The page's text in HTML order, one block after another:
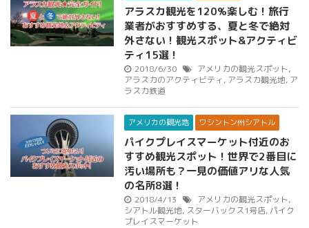
アラスカ観光を120%楽しむ！旅行
業者がおすすめする、夏と冬で絶対
外さない！観光スポット&アクティビ
ティ15選！
2018/6/30 アメリカの観光スポット,
アラスカのアクティビティ, アラスカ観光地, ア
ラスカ鉄道
アメリカの観光地 ワシントン州シアトル
パイクプレイスマーケット付近のお
すすめ観光スポット！世界で2番目に
汚い場所も？一見の価値アリな人気
の名所8選！
2018/4/13 アメリカの観光スポット,
シアトル観光地, スターバックス1号店, パイク
プレイスマーケット